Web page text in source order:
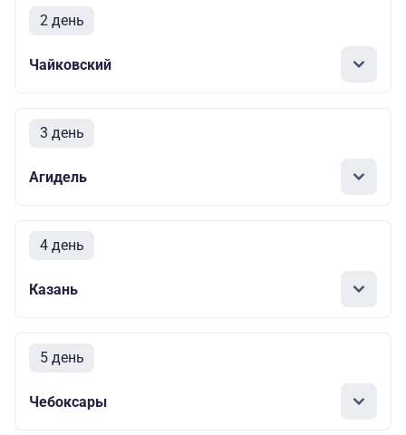
2 день
Чайковский
3 день
Агидель
4 день
Казань
5 день
Чебоксары